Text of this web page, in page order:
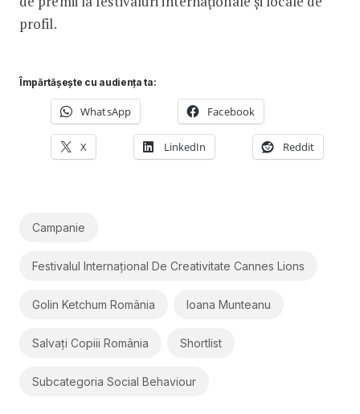
profil.
Împărtășește cu audiența ta:
WhatsApp Facebook
X LinkedIn Reddit
Campanie
Festivalul Internațional De Creativitate Cannes Lions
Golin Ketchum România Ioana Munteanu
Salvați Copiii România Shortlist
Subcategoria Social Behaviour